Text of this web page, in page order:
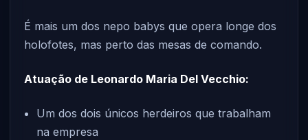
É mais um dos nepo babys que opera longe dos
holofotes, mas perto das mesas de comando.
Atuação de Leonardo Maria Del Vecchio:
Um dos dois únicos herdeiros que trabalham
na empresa